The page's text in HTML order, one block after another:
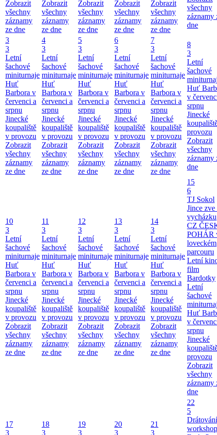
Zobrazit
všechny
záznamy
ze dne
Zobrazit
všechny
záznamy
ze dne
Zobrazit
všechny
záznamy
ze dne
Zobrazit
všechny
záznamy
ze dne
Zobrazit
všechny
záznamy
ze dne
všechny
záznamy
dne
3
3
Letní
šachové
miniturnaje
Huť
Barbora v
červenci a
srpnu
Jinecké
koupaliště
v provozu
Zobrazit
všechny
záznamy
ze dne
4
3
Letní
šachové
miniturnaje
Huť
Barbora v
červenci a
srpnu
Jinecké
koupaliště
v provozu
Zobrazit
všechny
záznamy
ze dne
5
3
Letní
šachové
miniturnaje
Huť
Barbora v
červenci a
srpnu
Jinecké
koupaliště
v provozu
Zobrazit
všechny
záznamy
ze dne
6
3
Letní
šachové
miniturnaje
Huť
Barbora v
červenci a
srpnu
Jinecké
koupaliště
v provozu
Zobrazit
všechny
záznamy
ze dne
7
3
Letní
šachové
miniturnaje
Huť
Barbora v
červenci a
srpnu
Jinecké
koupaliště
v provozu
Zobrazit
všechny
záznamy
ze dne
8
3
Letní
šachové
Huť
v
srpnu
Jinecké
provozu
Zobrazit
všechny
záznamy
dne
10
3
Letní
šachové
miniturnaje
Huť
Barbora v
červenci a
srpnu
Jinecké
koupaliště
v provozu
Zobrazit
všechny
záznamy
ze dne
11
3
Letní
šachové
miniturnaje
Huť
Barbora v
červenci a
srpnu
Jinecké
koupaliště
v provozu
Zobrazit
všechny
záznamy
ze dne
12
3
Letní
šachové
miniturnaje
Huť
Barbora v
červenci a
srpnu
Jinecké
koupaliště
v provozu
Zobrazit
všechny
záznamy
ze dne
13
3
Letní
šachové
miniturnaje
Huť
Barbora v
červenci a
srpnu
Jinecké
koupaliště
v provozu
Zobrazit
všechny
záznamy
ze dne
14
3
Letní
šachové
miniturnaje
Huť
Barbora v
červenci a
srpnu
Jinecké
koupaliště
v provozu
Zobrazit
všechny
záznamy
ze dne
15
6
TJ Sokol
Jince zve
vycházku
CZ
POHÁR
loveckém
parcouru
Letní
film
Bardotky
Letní
šachové
Huť
v
srpnu
Jinecké
provozu
Zobrazit
všechny
záznamy
dne
17
3
18
3
19
3
20
3
21
3
22
5